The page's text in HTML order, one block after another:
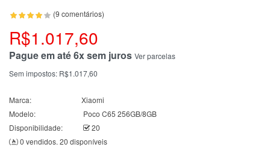
(9 comentários)
R$1.017,60
Pague em até 6x sem juros Ver parcelas
Sem impostos: R$1.017,60
Marca:
Xiaomi
Modelo:
Poco C65 256GB/8GB
Disponibilidade:
20
0 vendidos. 20 disponíveis